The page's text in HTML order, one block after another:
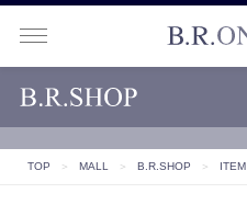
TOP ＞ MALL ＞ B.R.SHOP ＞ ITEM